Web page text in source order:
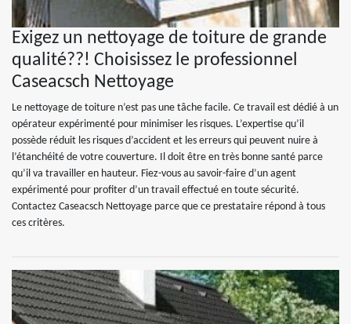
Exigez un nettoyage de toiture de grande
qualité??! Choisissez le professionnel
Caseacsch Nettoyage
Le nettoyage de toiture n’est pas une tâche facile. Ce travail est dédié à un
opérateur expérimenté pour minimiser les risques. L’expertise qu’il
possède réduit les risques d’accident et les erreurs qui peuvent nuire à
l’étanchéité de votre couverture. Il doit être en très bonne santé parce
qu’il va travailler en hauteur. Fiez-vous au savoir-faire d’un agent
expérimenté pour profiter d’un travail effectué en toute sécurité.
Contactez Caseacsch Nettoyage parce que ce prestataire répond à tous
ces critères.